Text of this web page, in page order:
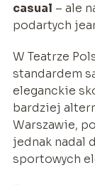
casual – ale
podartych
W Teatrze
standardem
eleganckie
bardziej
Warszawie,
jednak nadal
sportowych